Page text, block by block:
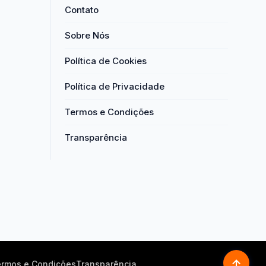
Contato
Sobre Nós
Política de Cookies
Política de Privacidade
Termos e Condições
Transparência
e CondiçõesTransparência